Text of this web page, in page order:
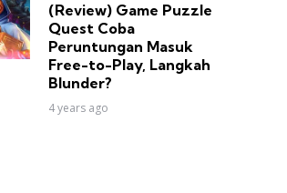
(Review) Game Puzzle
Quest Coba
Peruntungan Masuk
Free-to-Play, Langkah
Blunder?
4 years ago